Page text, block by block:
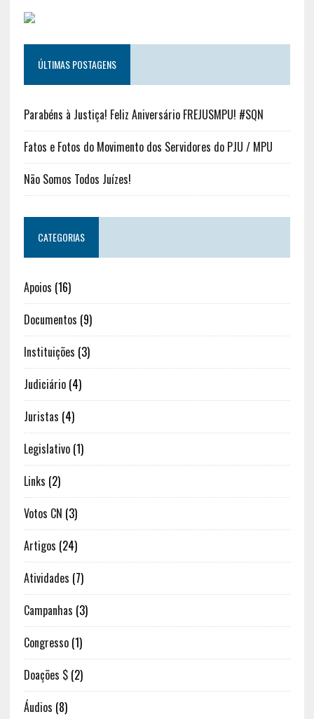
ÚLTIMAS POSTAGENS
Parabéns à Justiça! Feliz Aniversário FREJUSMPU! #SQN
Fatos e Fotos do Movimento dos Servidores do PJU / MPU
Não Somos Todos Juízes!
CATEGORIAS
Apoios (16)
Documentos (9)
Instituições (3)
Judiciário(4)
Juristas (4)
Legislativo(1)
Links (2)
Votos CN (3)
Artigos (24)
Atividades (7)
Campanhas (3)
Congresso(1)
Doações $(2)
Áudios (8)